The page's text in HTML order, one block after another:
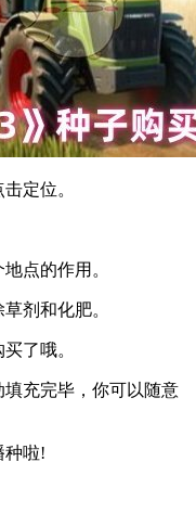
定位。
点的作用。
剂和化肥。
了哦。
充完毕，你可以随意
啦!